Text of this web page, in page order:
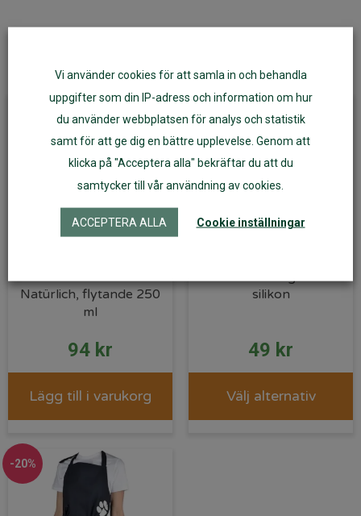
Du kanske också gillar dessa
Natürlich, flytande 250
ml
94 kr
Lägg till i varukorg
silikon
49 kr
Välj alternativ
-20%
Vi använder cookies för att samla in och behandla
uppgifter som din IP-adress och information om hur
du använder webbplatsen för analys och statistik
samt för att ge dig en bättre upplevelse. Genom att
klicka på "Acceptera alla" bekräftar du att du
samtycker till vår användning av cookies.
ACCEPTERA ALLA Cookie inställningar